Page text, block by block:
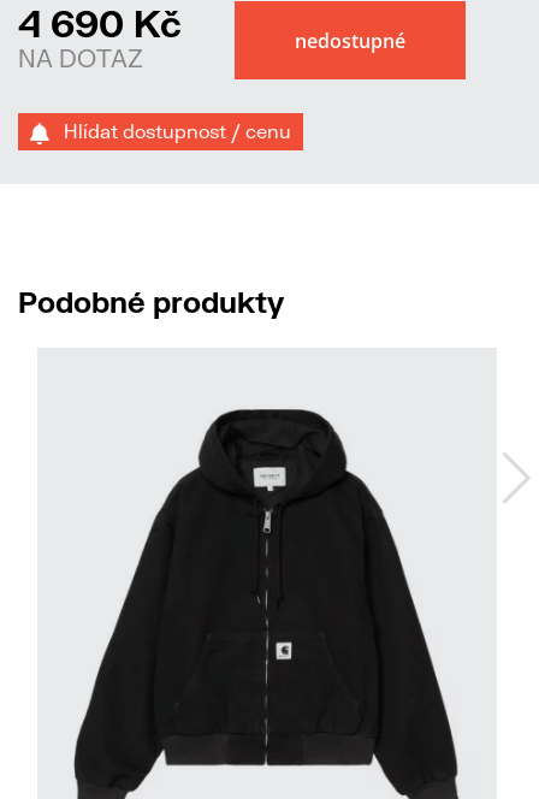
4 690 Kč
NA DOTAZ
Hlídat dostupnost / cenu
Podobné produkty